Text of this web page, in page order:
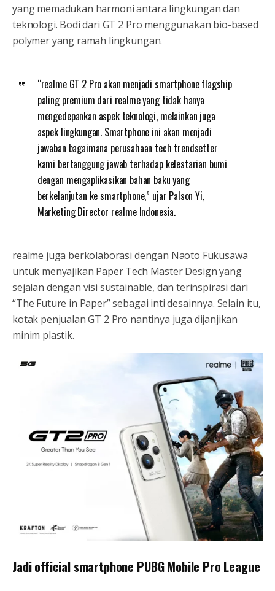
yang memadukan harmoni antara lingkungan dan
teknologi. Bodi dari GT 2 Pro menggunakan bio-based
polymer yang ramah lingkungan.
“realme GT 2 Pro akan menjadi smartphone flagship
paling premium dari realme yang tidak hanya
mengedepankan aspek teknologi, melainkan juga
aspek lingkungan. Smartphone ini akan menjadi
jawaban bagaimana perusahaan tech trendsetter
kami bertanggung jawab terhadap kelestarian bumi
dengan mengaplikasikan bahan baku yang
berkelanjutan ke smartphone,” ujar Palson Yi,
Marketing Director realme Indonesia.
realme juga berkolaborasi dengan Naoto Fukusawa
untuk menyajikan Paper Tech Master Design yang
sejalan dengan visi sustainable, dan terinspirasi dari
“The Future in Paper” sebagai inti desainnya. Selain itu,
kotak penjualan GT 2 Pro nantinya juga dijanjikan
minim plastik.
Jadi official smartphone PUBG Mobile Pro League